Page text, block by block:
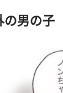
の男の子